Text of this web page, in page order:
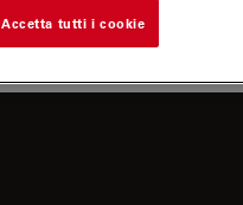
Accetta tutti i cookie